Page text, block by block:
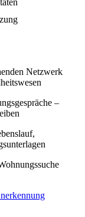
bevorzugt?
Netzwerk
–